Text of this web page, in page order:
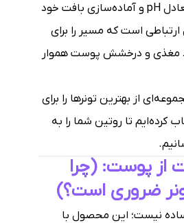
نیاز به بازگرداندن تعادل pH و آماده‌سازی بافت خود
ارتباطی است که مسیر را برای
مغذی و درخشش پوست هموار
از بهترین تونرها را برای
کرده‌ایم تا روتین شما را به
از پوست: (چرا
ضروری است؟)
ساده نیست؛ این محصول با